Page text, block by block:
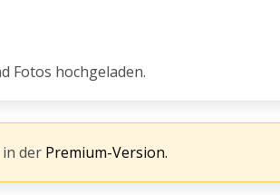
Fotos hochgeladen.
der Premium-Version.